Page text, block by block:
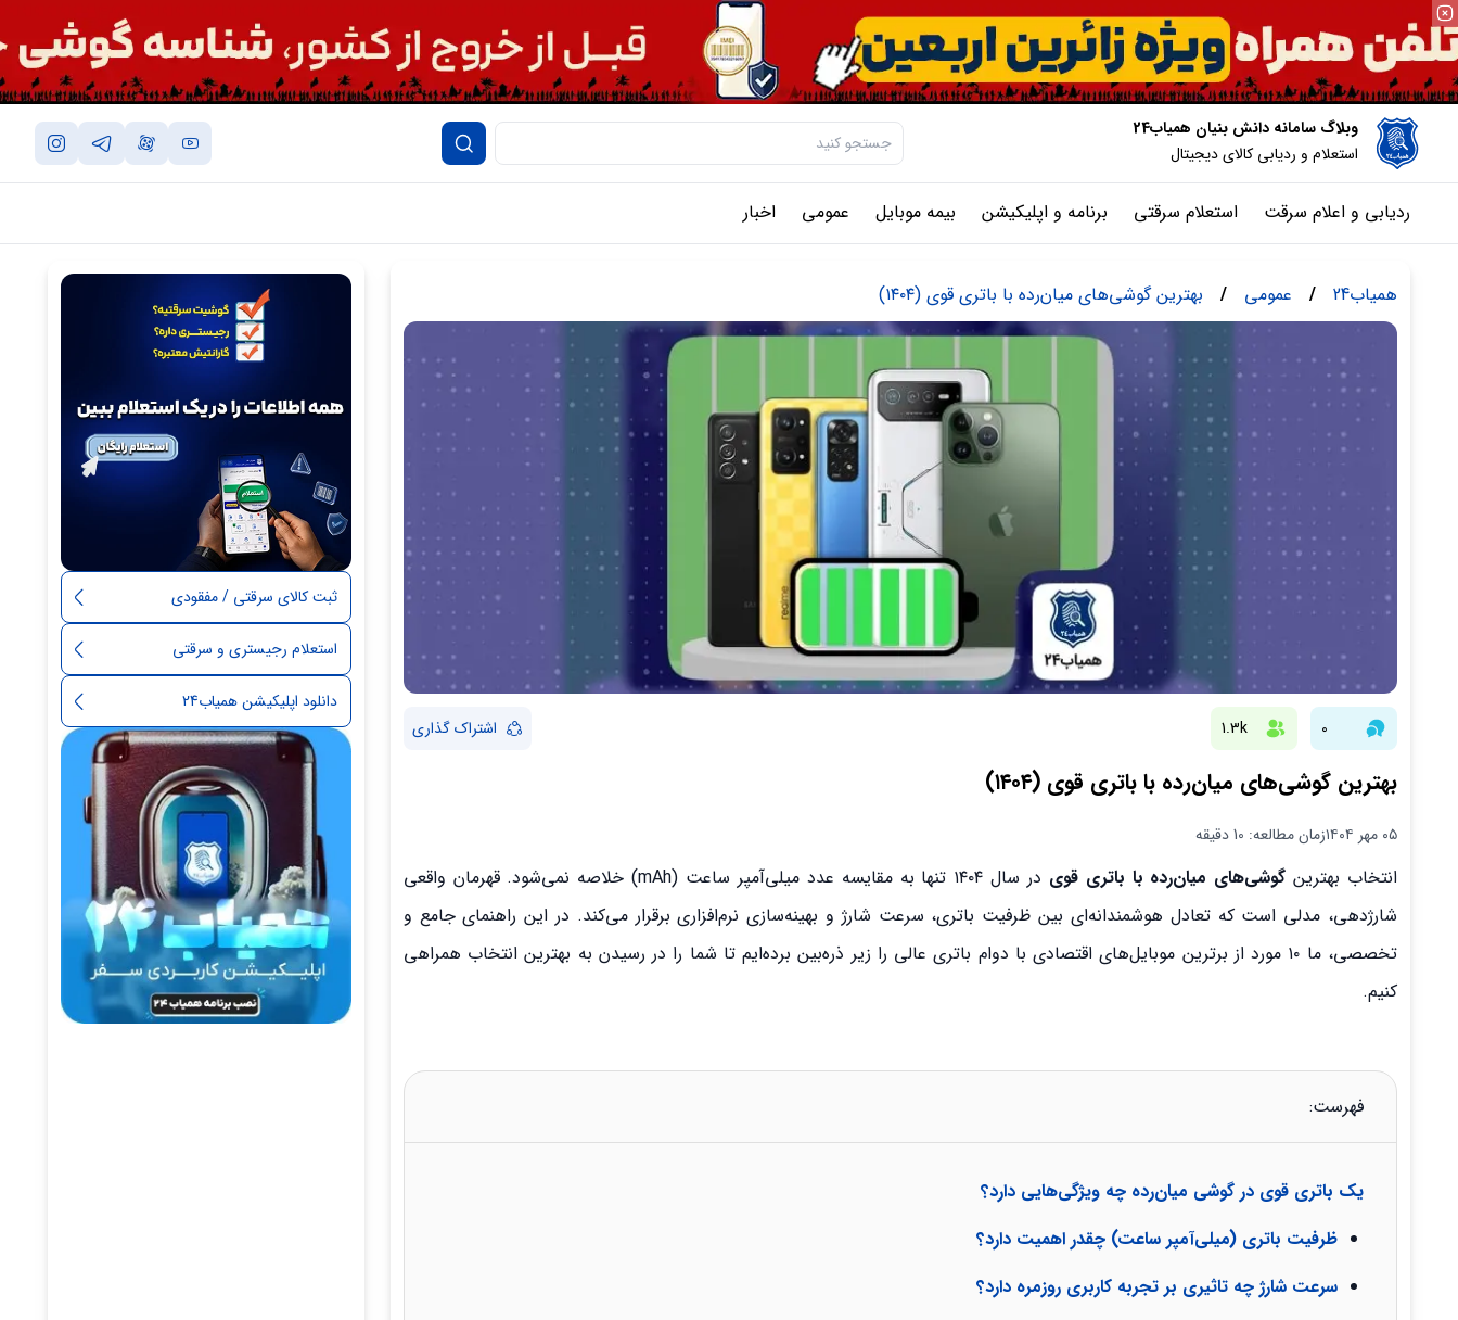
وبلاگ سامانه دانش بنیان همیاب24
استعلام و ردیابی کالای دیجیتال
ردیابی و اعلام سرقت استعلام سرقتی برنامه و اپلیکیشن بیمه موبایل عمومی اخبار
همیاب24 / عمومی / بهترین گوشی‌های میان‌رده با باتری قوی (۱۴۰۴)
0
1.3k اشتراک گذاری
بهترین گوشی‌های میان‌رده با باتری قوی (۱۴۰۴)
۰۵ مهر ۱۴۰۴ زمان مطالعه: 10 دقیقه
انتخاب بهترین گوشی‌های میان‌رده با باتری قوی
در سال ۱۴۰۴ تنها به مقایسه عدد میلی‌آمپر ساعت (mAh) خلاصه نمی‌شود. قهرمان واقعی
شارژدهی، مدلی است که تعادل هوشمندانه‌ای بین ظرفیت باتری، سرعت شارژ و بهینه‌سازی نرم‌افزاری برقرار می‌کند. در این راهنمای جامع و
تخصصی، ما ۱۰ مورد از برترین موبایل‌های اقتصادی با دوام باتری عالی را زیر ذره‌بین برده‌ایم تا شما را در رسیدن به بهترین انتخاب همراهی
کنیم.
فهرست:
یک باتری قوی در گوشی میان‌رده چه ویژگی‌هایی دارد؟
ظرفیت باتری (میلی‌آمپر ساعت) چقدر اهمیت دارد؟
سرعت شارژ چه تاثیری بر تجربه کاربری روزمره دارد؟
ثبت کالای سرقتی / مفقودی
استعلام رجیستری و سرقتی
دانلود اپلیکیشن همیاب24